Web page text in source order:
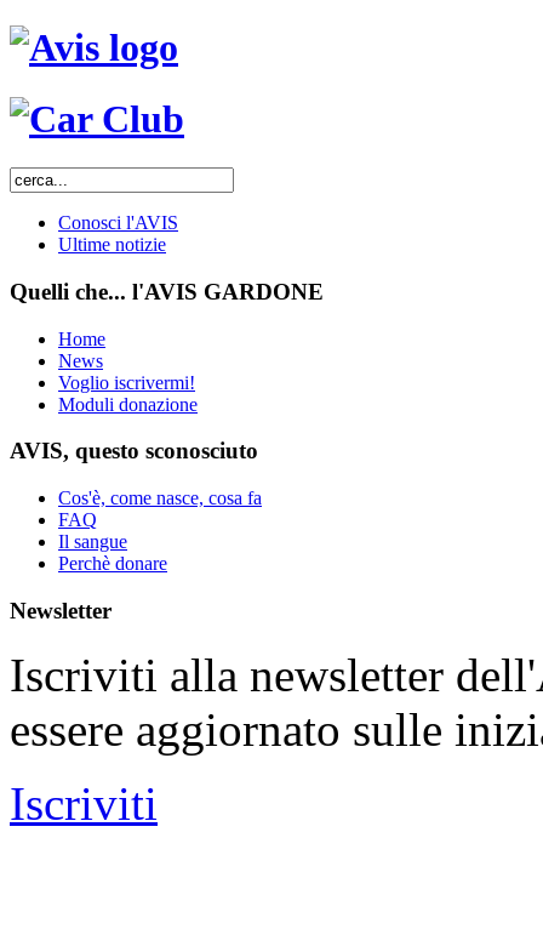
Conosci l'AVIS
Ultime notizie
Quelli che... l'AVIS GARDONE
Home
News
Voglio iscrivermi!
Moduli donazione
AVIS, questo sconosciuto
Cos'è, come nasce, cosa fa
FAQ
Il sangue
Perchè donare
Newsletter
Iscriviti alla newsletter
essere aggiornato sulle
Iscriviti